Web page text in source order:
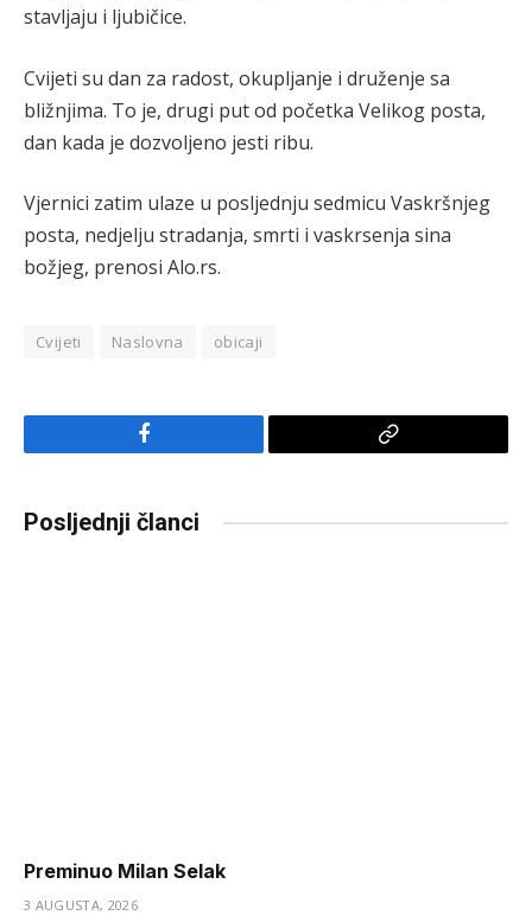
stavljaju i ljubičice.
Cvijeti su dan za radost, okupljanje i druženje sa
bližnjima. To je, drugi put od početka Velikog posta,
dan kada je dozvoljeno jesti ribu.
Vjernici zatim ulaze u posljednju sedmicu Vaskršnjeg
posta, nedjelju stradanja, smrti i vaskrsenja sina
božjeg, prenosi Alo.rs.
Cvijeti Naslovna obicaji
Facebook
Copy
Posljednji članci
Preminuo Milan Selak
3 AUGUSTA, 2026